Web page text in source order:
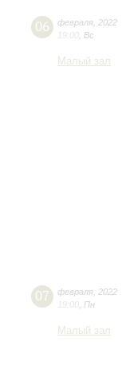
06 февраля 2022
19:00 Вс
Малый зал
07 февраля 2022
19:00 Пн
Малый зал